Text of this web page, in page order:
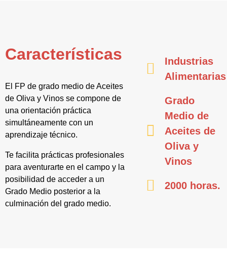
Características
El FP de grado medio de Aceites
de Oliva y Vinos se compone de
una orientación práctica
simultáneamente con un
aprendizaje técnico.
Te facilita prácticas profesionales
para aventurarte en el campo y la
posibilidad de acceder a un
Grado Medio posterior a la
culminación del grado medio.
Industrias
Alimentarias
Grado
Medio de
Aceites de
Oliva y
Vinos
2000 horas.